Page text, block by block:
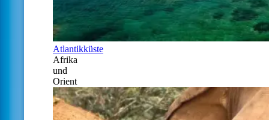
Atlantikküste
Afrika
und
Orient